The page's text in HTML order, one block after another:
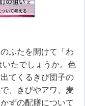
ふたを開けて「わ
たでしょうか。色
てくるきび団子の
、きびやアワ、麦
ずの配膳について